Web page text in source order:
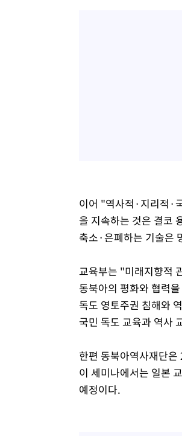
이어 "역사적·지리적·
을 지속하는 것은 결코
축소·은폐하는 기술은
교육부는 "미래지향적
동북아의 평화와 협력
독도 영토주권 침해와
국민 독도 교육과 역사
한편 동북아역사재단
이 세미나에서는 일본
예정이다.